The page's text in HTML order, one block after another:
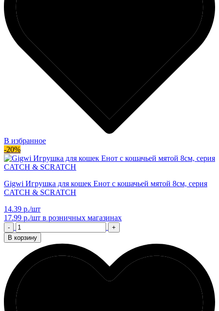
В избранное
-20%
Gigwi Игрушка для кошек Енот с кошачьей мятой 8см, серия
CATCH & SCRATCH
14.39 р./шт
17.99 р./шт в розничных магазинах
-
+
В корзину